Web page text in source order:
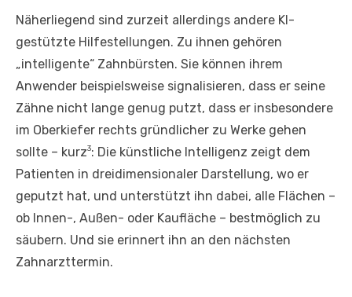
Näherliegend sind zurzeit allerdings andere KI-
gestützte Hilfestellungen. Zu ihnen gehören
„intelligente“ Zahnbürsten. Sie können ihrem
Anwender beispielsweise signalisieren, dass er seine
Zähne nicht lange genug putzt, dass er insbesondere
im Oberkiefer rechts gründlicher zu Werke gehen
sollte – kurz3: Die künstliche Intelligenz zeigt dem
Patienten in dreidimensionaler Darstellung, wo er
geputzt hat, und unterstützt ihn dabei, alle Flächen –
ob Innen-, Außen- oder Kaufläche – bestmöglich zu
säubern. Und sie erinnert ihn an den nächsten
Zahnarzttermin.